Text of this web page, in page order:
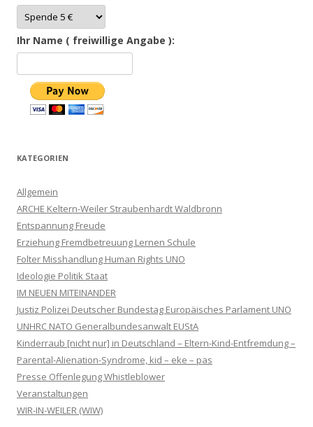
Ihr Name ( freiwillige Angabe ):
KATEGORIEN
Allgemein
ARCHE Keltern-Weiler Straubenhardt Waldbronn
Entspannung Freude
Erziehung Fremdbetreuung Lernen Schule
Folter Misshandlung Human Rights UNO
Ideologie Politik Staat
IM NEUEN MITEINANDER
Justiz Polizei Deutscher Bundestag Europäisches Parlament UNO
UNHRC NATO Generalbundesanwalt EUStA
Kinderraub [nicht nur] in Deutschland – Eltern-Kind-Entfremdung –
Parental-Alienation-Syndrome, kid – eke – pas
Presse Offenlegung Whistleblower
Veranstaltungen
WIR-IN-WEILER (WIW)